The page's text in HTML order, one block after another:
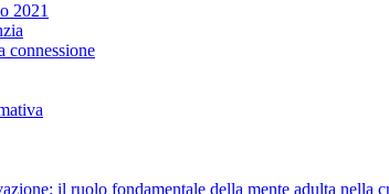
2021
connessione
il ruolo fondamentale della mente adulta nella